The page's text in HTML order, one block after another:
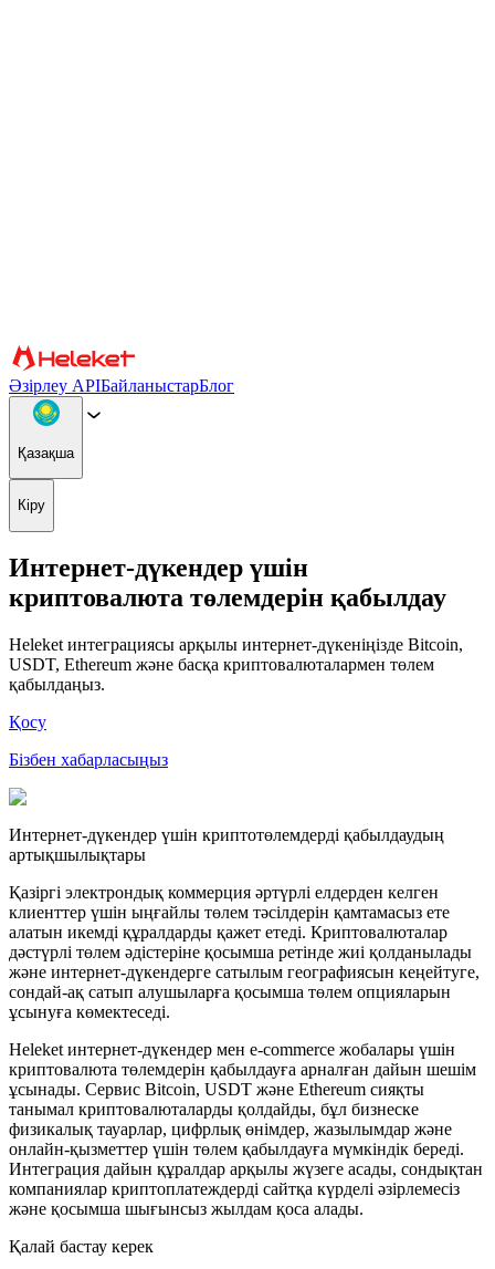
Әзірлеу APIБайланыстарБлог
Қазақша
Кіру
Интернет-дүкендер үшін
криптовалюта төлемдерін қабылдау
Heleket интеграциясы арқылы интернет-дүкеніңізде Bitcoin,
USDT, Ethereum және басқа криптовалюталармен төлем
қабылдаңыз.
Қосу
Бізбен хабарласыңыз
Интернет-дүкендер үшін криптотөлемдерді қабылдаудың
артықшылықтары
Қазіргі электрондық коммерция әртүрлі елдерден келген
клиенттер үшін ыңғайлы төлем тәсілдерін қамтамасыз ете
алатын икемді құралдарды қажет етеді. Криптовалюталар
дәстүрлі төлем әдістеріне қосымша ретінде жиі қолданылады
және интернет-дүкендерге сатылым географиясын кеңейтуге,
сондай-ақ сатып алушыларға қосымша төлем опцияларын
ұсынуға көмектеседі.
Heleket интернет-дүкендер мен e-commerce жобалары үшін
криптовалюта төлемдерін қабылдауға арналған дайын шешім
ұсынады. Сервис Bitcoin, USDT және Ethereum сияқты
танымал криптовалюталарды қолдайды, бұл бизнеске
физикалық тауарлар, цифрлық өнімдер, жазылымдар және
онлайн-қызметтер үшін төлем қабылдауға мүмкіндік береді.
Интеграция дайын құралдар арқылы жүзеге асады, сондықтан
компаниялар криптоплатеждерді сайтқа күрделі әзірлемесіз
және қосымша шығынсыз жылдам қоса алады.
Қалай бастау керек